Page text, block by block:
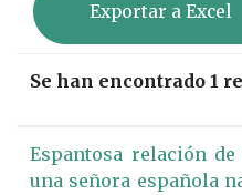
Exportar a Excel
Se han encontrado 1
Espantosa relación
una señora española